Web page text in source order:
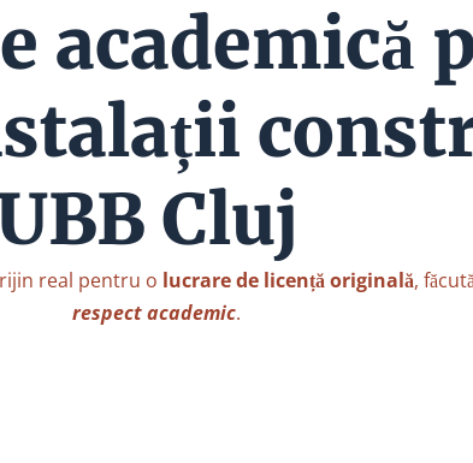
academică
Cluj
real pentru o lucrare de licență originală,
respect academic.